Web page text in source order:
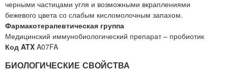
черными частицами угля и возможными вкраплениями
бежевого цвета со слабым кисломолочным запахом.
Фармакотерапевтическая группа
Медицинский иммунобиологический препарат – пробиотик
Код ATX A07FA
БИОЛОГИЧЕСКИЕ СВОЙСТВА